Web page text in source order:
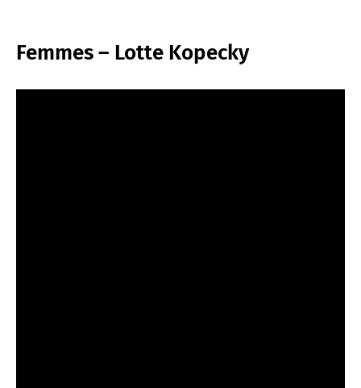
Femmes – Lotte Kopecky